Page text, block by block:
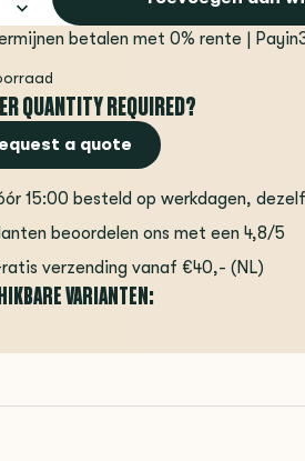
betalen met 0% rente |
QUANTITY REQUIRED?
a quote
15:00 besteld op werkdagen,
beoordelen ons met een 4,8/5
verzending vanaf €40,- (NL)
VARIANTEN: